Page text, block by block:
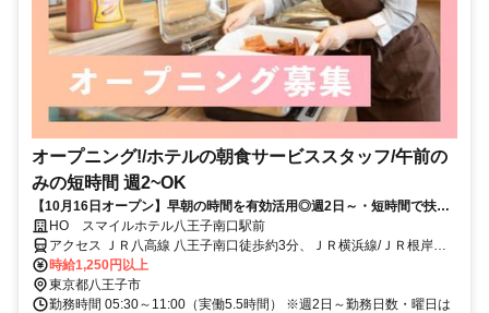
オープニング!/ホテルの朝食サービススタッフ/午前の
みの短時間 週2~OK
【10月16日オープン】早朝の時間を有効活用◎週2日～・短時間で扶養
内OK★朝食スタッフ
HO スマイルホテル八王子南口駅前
アクセス ＪＲ八高線 八王子南口徒歩約3分、ＪＲ横浜線/ＪＲ根岸線
八王子南口徒歩約3分、ＪＲ中央本線 八王子南口徒歩約3分 JR八王子
駅南口徒歩4分
時給1,250円以上
東京都八王子市
勤務時間 05:30～11:00（実働5.5時間） ※週2日～勤務日数・曜日は